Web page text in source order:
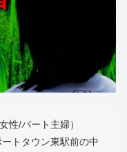
性/パート主婦）
トタウン東駅前の中